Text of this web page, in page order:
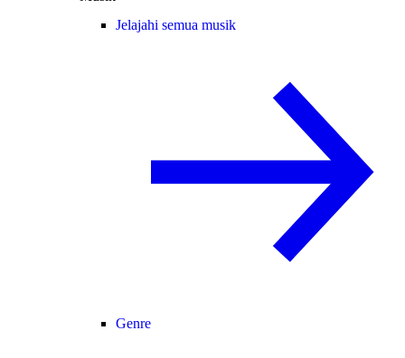
Jelajahi semua musik
Genre